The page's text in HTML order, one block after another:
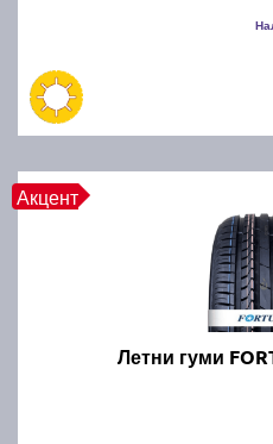
Акцент
Летни гуми